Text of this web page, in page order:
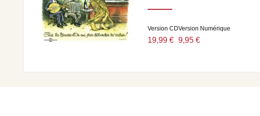
Version CD
19,99 €
Version Numérique
9,95 €